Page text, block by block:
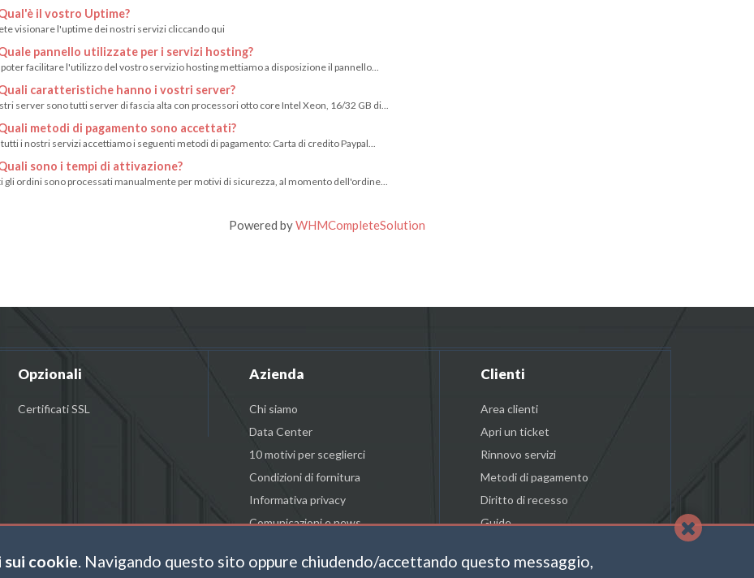
il vostro Uptime?
visionare l'uptime dei nostri servizi cliccando qui
pannello utilizzate per i servizi hosting?
poter facilitare l'utilizzo del vostro servizio hosting mettiamo a disposizione il pannello...
caratteristiche hanno i vostri server?
server sono tutti server di fascia alta con processori otto core Intel Xeon, 16/32 GB di...
metodi di pagamento sono accettati?
tutti i nostri servizi accettiamo i seguenti metodi di pagamento: Carta di credito Paypal...
sono i tempi di attivazione?
gli ordini sono processati manualmente per motivi di sicurezza, al momento dell'ordine...
Powered byWHMCompleteSolution
Opzionali
Certificati SSL
Azienda
Chi siamo
Data Center
10 motivi per sceglierci
Condizioni di fornitura
Informativa privacy
Comunicazioni e news
Clienti
Area clienti
Apri un ticket
Rinnovo servizi
Metodi di pagamento
Diritto di recesso
Guide
cookie. Navigando questo sito oppure chiudendo/accettando questo messaggio,